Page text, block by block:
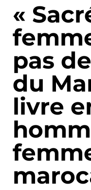
«
pas
du
livre